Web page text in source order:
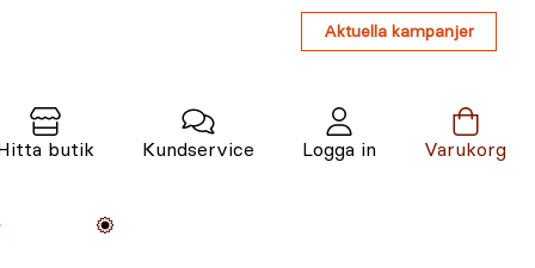
Aktuella kampanjer
butik Kundservice Logga in Varukorg